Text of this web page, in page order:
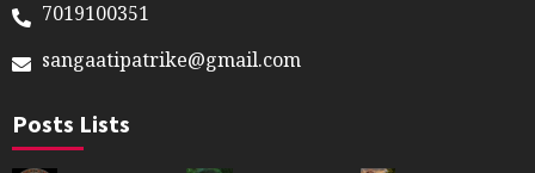
7019100351
sangaatipatrike@gmail.com
Posts Lists